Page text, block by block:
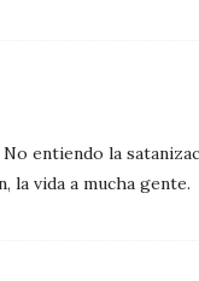
entiendo la
la vida a mucha gente.